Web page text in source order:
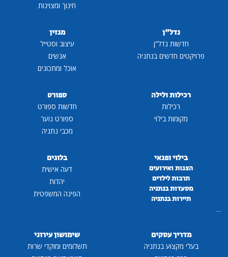
חינוך ומצוינות
נדל"ן
חדשות נדל"ן
פרויקטים חדשים בנתניה
מגזין
עיצוב וסטייל
אנשים
אוכל ומתכונים
רכילות ולילה
רכילות
מקומות בילוי
ספורט
חדשות ספורט
ספורט נוער
מכבי נתניה
בילוי ופנאי
הצגות ואירועים
תרבות לילדים
מסעדות בנתניה
תיירות בנתניה
...
בלוגים
דעה אישית
יהדות
הפינה המשפטית
מדריך עסקים
בעלי מקצוע בנתניה
שימושון עירוני
תשלומים ומוקדי שרות